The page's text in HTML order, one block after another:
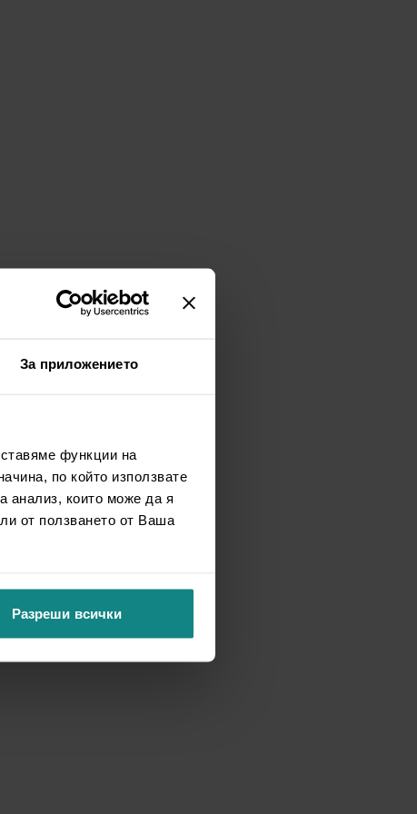
За приложението
функции на
по който използвате
анализ, които може да я
от ползването от Ваша
Разреши всички